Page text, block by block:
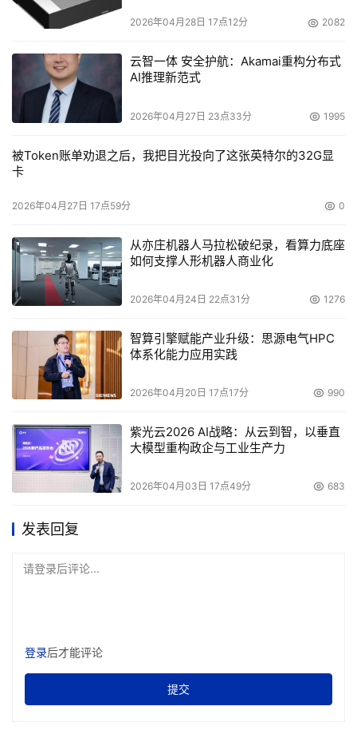
2026年04月28日 17点12分 2082
云智一体 安全护航：Akamai重构分布式
AI推理新范式
2026年04月27日 23点33分 1995
被Token账单劝退之后，我把目光投向了这张英特尔的32G显
卡
2026年04月27日 17点59分 0
从亦庄机器人马拉松破纪录，看算力底座
如何支撑人形机器人商业化
2026年04月24日 22点31分 1276
智算引擎赋能产业升级：思源电气HPC
体系化能力应用实践
2026年04月20日 17点17分 990
紫光云2026 AI战略：从云到智，以垂直
大模型重构政企与工业生产力
2026年04月03日 17点49分 683
发表回复
请登录后评论...
登录后才能评论
提交